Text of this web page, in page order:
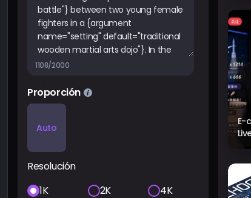
1108/2000
Proporción
Auto
Resolución
1K
2K 4K
E-